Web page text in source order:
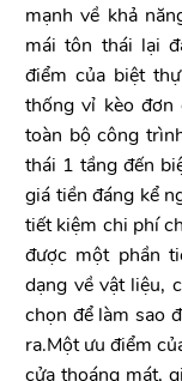
mạnh về khả
mái tôn thái lại
điểm của biệt
thống vỉ kèo đơn
toàn bộ công
thái 1 tầng đến
giá tiền đáng kể
tiết kiệm chi phí
được một phần
dạng về vật liệu,
chọn để làm sao
ra.Một ưu điểm
cửa thoáng mát,